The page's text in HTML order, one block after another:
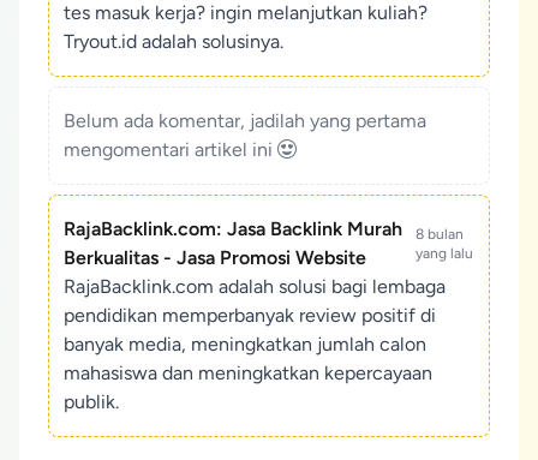
tes masuk kerja? ingin melanjutkan kuliah?
Tryout.id adalah solusinya.
Belum ada komentar, jadilah yang pertama
mengomentari artikel ini
RajaBacklink.com: Jasa Backlink Murah
Berkualitas - Jasa Promosi Website
8 bulan
yang lalu
RajaBacklink.com adalah solusi bagi lembaga
pendidikan memperbanyak review positif di
banyak media, meningkatkan jumlah calon
mahasiswa dan meningkatkan kepercayaan
publik.